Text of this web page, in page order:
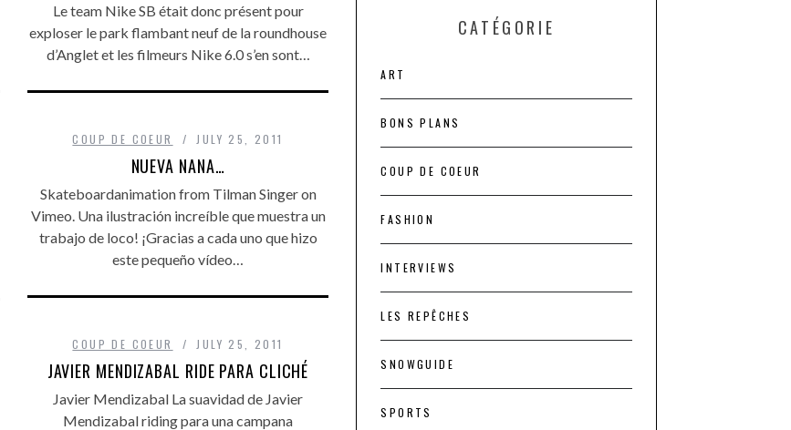
Le team Nike SB était donc présent pour
exploser le park flambant neuf de la roundhouse
d’Anglet et les filmeurs Nike 6.0 s’en sont…
COUP DE COEUR JULY 25, 2011
NUEVA NANA…
Skateboardanimation from Tilman Singer on
Vimeo. Una ilustración increíble que muestra un
trabajo de loco! ¡Gracias a cada uno que hizo
este pequeño vídeo…
COUP DE COEUR JULY 25, 2011
JAVIER MENDIZABAL RIDE PARA CLICHÉ
Javier Mendizabal La suavidad de Javier
Mendizabal riding para una campana
CATÉGORIE
ART
BONS PLANS
COUP DE COEUR
FASHION
INTERVIEWS
LES REPÊCHES
SNOWGUIDE
SPORTS